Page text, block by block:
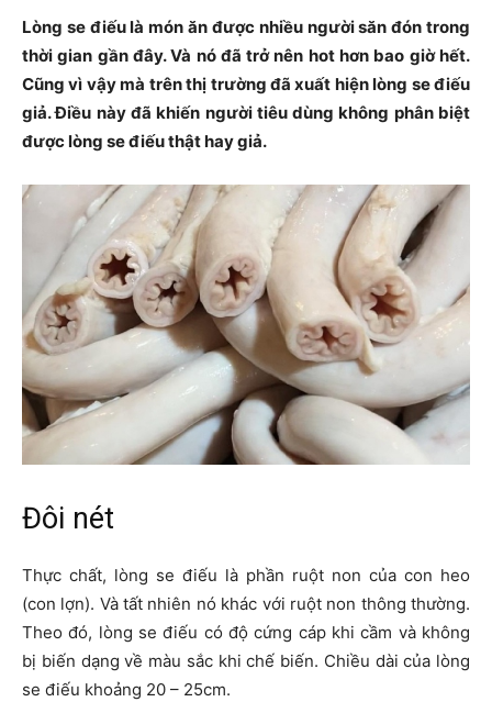
Lòng se điếu là món ăn được nhiều người săn đón trong
thời gian gần đây. Và nó đã trở nên hot hơn bao giờ hết.
Cũng vì vậy mà trên thị trường đã xuất hiện lòng se điếu
giả. Điều này đã khiến người tiêu dùng không phân biệt
được lòng se điếu thật hay giả.
Đôi nét
Thực chất, lòng se điếu là phần ruột non của con heo
(con lợn). Và tất nhiên nó khác với ruột non thông thường.
Theo đó, lòng se điếu có độ cứng cáp khi cầm và không
bị biến dạng về màu sắc khi chế biến. Chiều dài của lòng
se điếu khoảng 20 – 25cm.